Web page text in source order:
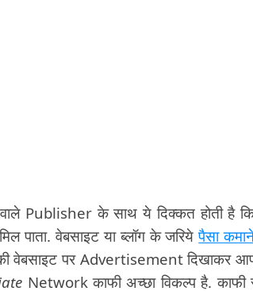
Publisher के साथ ये दिक्कत होती है
पाता. वेबसाइट या ब्लॉग के जरियेपैसा
वेबसाइट पर Advertisement दिखाकर
Network काफी अच्छा विकल्प है. काफी